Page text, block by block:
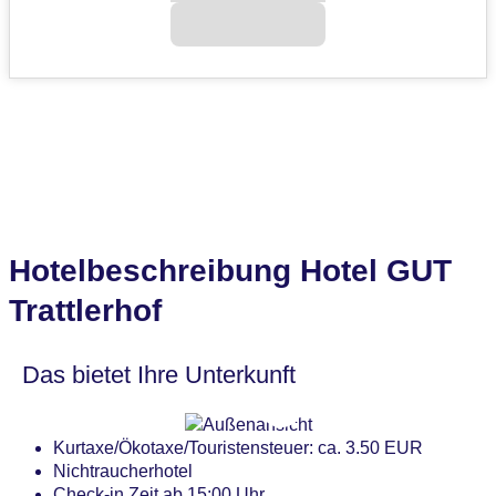
Hotelbeschreibung Hotel GUT
Trattlerhof
Das bietet Ihre Unterkunft
Kurtaxe/Ökotaxe/Touristensteuer: ca. 3.50 EUR
Nichtraucherhotel